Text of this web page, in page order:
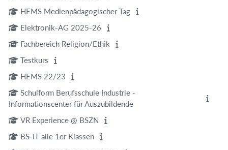
HEMS Medienpädagogischer Tag
Elektronik-AG 2025-26
Fachbereich Religion/Ethik
Testkurs
HEMS 22/23
Schulform Berufsschule Industrie -
Informationscenter für Auszubildende
VR Experience @ BSZN
BS-IT alle 1er Klassen